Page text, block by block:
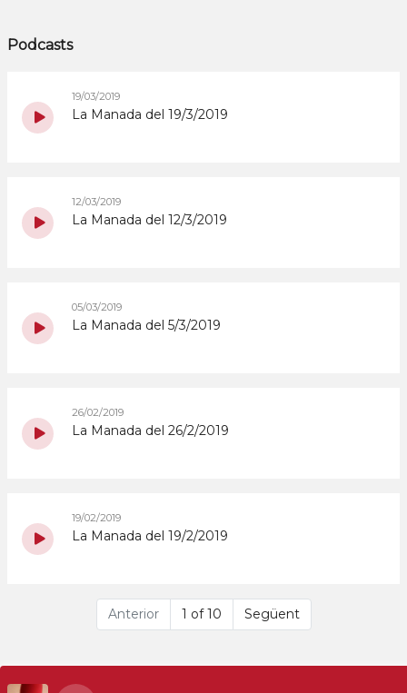
Podcasts
19/03/2019
La Manada del 19/3/2019
12/03/2019
La Manada del 12/3/2019
05/03/2019
La Manada del 5/3/2019
26/02/2019
La Manada del 26/2/2019
19/02/2019
La Manada del 19/2/2019
Anterior 1 of 10 Següent